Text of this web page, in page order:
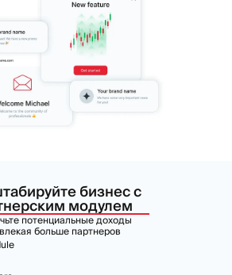
бизнесс
модулем
потенциальные доходы
больше партнеров